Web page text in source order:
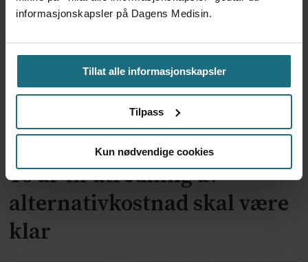
informasjonskapsler på Dagens Medisin.
Tillat alle informasjonskapsler
Tilpass
Kun nødvendige cookies
To år til utredning av
alternativkostnad skal være
klar